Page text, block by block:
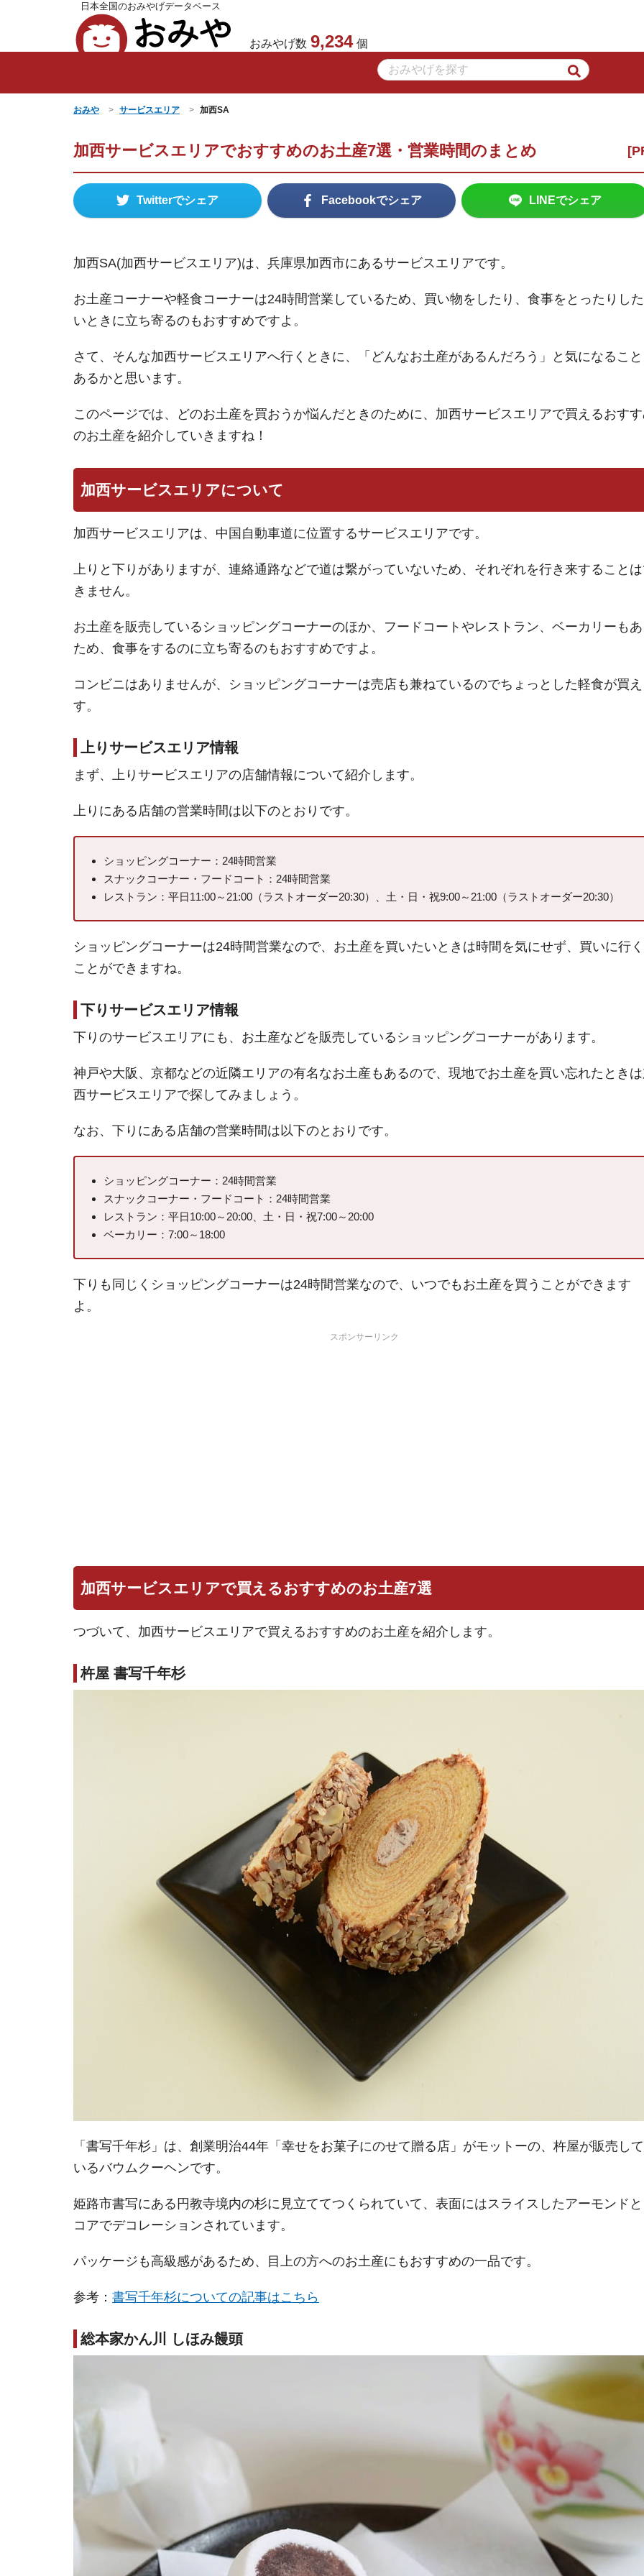
日本全国のおみやげデータベース
おみやげ数 9,234 個
おみや サービスエリア 加西SA
加西サービスエリアでおすすめのお土産7選・営業時間のまとめ
Twitterでシェア Facebookでシェア LINEでシェア
加西SA(加西サービスエリア)は、兵庫県加西市にあるサービスエリアです。
お土産コーナーや軽食コーナーは24時間営業しているため、買い物をしたり、食事をとったりした
いときに立ち寄るのもおすすめですよ。
さて、そんな加西サービスエリアへ行くときに、「どんなお土産があるんだろう」と気になるこ
あるかと思います。
このページでは、どのお土産を買おうか悩んだときのために、加西サービスエリアで買えるおす
のお土産を紹介していきますね！
加西サービスエリアについて
加西サービスエリアは、中国自動車道に位置するサービスエリアです。
上りと下りがありますが、連絡通路などで道は繋がっていないため、それぞれを行き来すること
きません。
お土産を販売しているショッピングコーナーのほか、フードコートやレストラン、ベーカリーも
ため、食事をするのに立ち寄るのもおすすめですよ。
コンビニはありませんが、ショッピングコーナーは売店も兼ねているのでちょっとした軽食が買
す。
上りサービスエリア情報
まず、上りサービスエリアの店舗情報について紹介します。
上りにある店舗の営業時間は以下のとおりです。
ショッピングコーナー：24時間営業
スナックコーナー・フードコート：24時間営業
レストラン：平日11:00～21:00（ラストオーダー20:30）、土・日・祝9:00～21:00（ラストオーダー20:30）
ショッピングコーナーは24時間営業なので、お土産を買いたいときは時間を気にせず、買いに行く
ことができますね。
下りサービスエリア情報
下りのサービスエリアにも、お土産などを販売しているショッピングコーナーがあります。
神戸や大阪、京都などの近隣エリアの有名なお土産もあるので、現地でお土産を買い忘れたとき
西サービスエリアで探してみましょう。
なお、下りにある店舗の営業時間は以下のとおりです。
ショッピングコーナー：24時間営業
スナックコーナー・フードコート：24時間営業
レストラン：平日10:00～20:00、土・日・祝7:00～20:00
ベーカリー：7:00～18:00
下りも同じくショッピングコーナーは24時間営業なので、いつでもお土産を買うことができます
よ。
スポンサーリンク
加西サービスエリアで買えるおすすめのお土産7選
つづいて、加西サービスエリアで買えるおすすめのお土産を紹介します。
杵屋 書写千年杉
「書写千年杉」は、創業明治44年「幸せをお菓子にのせて贈る店」がモットーの、杵屋が販売して
いるバウムクーヘンです。
姫路市書写にある円教寺境内の杉に見立ててつくられていて、表面にはスライスしたアーモンド
コアでデコレーションされています。
パッケージも高級感があるため、目上の方へのお土産にもおすすめの一品です。
参考： 書写千年杉についての記事はこちら
総本家かん川 しほみ饅頭